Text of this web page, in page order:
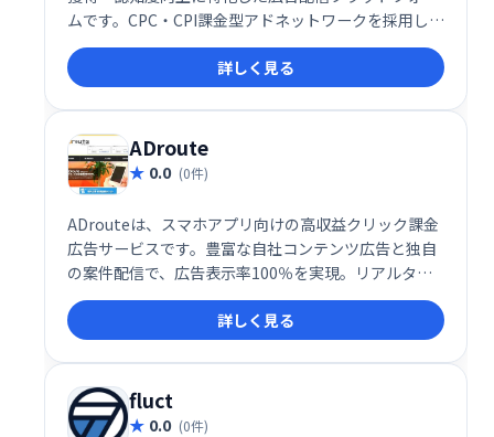
ムです。CPC・CPI課金型アドネットワークを採用し、
クリックまたはアプリインストール時にのみ課金され
るため、リスクを抑えながら効率的なユーザー獲得を
実現します。高い広告効果と獲得ボリュームが期待で
きる点が魅力です。
詳しく見る
ADroute
0.0 (0件)
ADrouteは、スマホアプリ向けの高収益クリック課金
広告サービスです。豊富な自社コンテンツ広告と独自
の案件配信で、広告表示率100％を実現。リアルタイ
ム入札と1時間ごとのレポート更新で、効率的な広告
運用をサポートします。サイトに最適な案件のみを選
択できる広告ブロック機能も搭載。トレンドに合わせ
た高クリック率バナーで、高い収益獲得を目指せま
す。
詳しく見る
fluct
0.0 (0件)